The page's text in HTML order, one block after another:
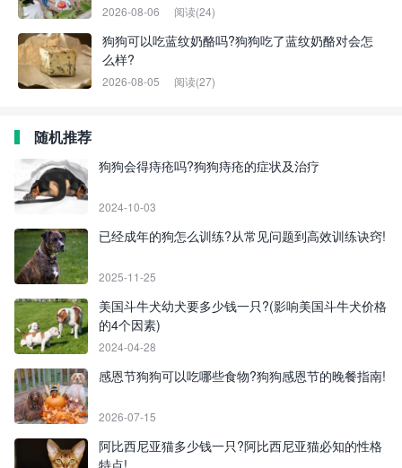
2026-08-06 阅读(24)
狗狗可以吃蓝纹奶酪吗?狗狗吃了蓝纹奶酪对会怎
么样?
2026-08-05 阅读(27)
随机推荐
狗狗会得痔疮吗?狗狗痔疮的症状及治疗
2024-10-03
已经成年的狗怎么训练?从常见问题到高效训练诀窍!
2025-11-25
美国斗牛犬幼犬要多少钱一只?(影响美国斗牛犬价格
的4个因素)
2024-04-28
感恩节狗狗可以吃哪些食物?狗狗感恩节的晚餐指南!
2026-07-15
阿比西尼亚猫多少钱一只?阿比西尼亚猫必知的性格